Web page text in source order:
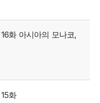
화 아시아의 모나코,
화